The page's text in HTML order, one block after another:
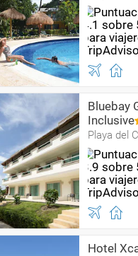
Bluebay
Inclusive
Playa del
Hotel